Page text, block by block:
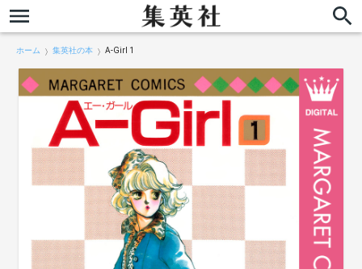
ホーム 集英社の本 A-Girl 1